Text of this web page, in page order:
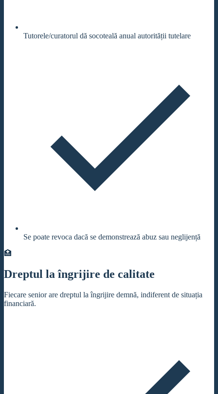
Tutorele/curatorul dă socoteală anual autorității tutelare
Se poate revoca dacă se demonstrează abuz sau neglijență
🏥
Dreptul la îngrijire de calitate
Fiecare senior are dreptul la îngrijire demnă, indiferent de situația
financiară.